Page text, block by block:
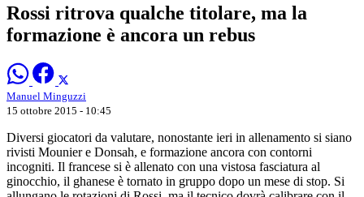
Rossi ritrova qualche titolare, ma la
formazione è ancora un rebus
Manuel Minguzzi
15 ottobre 2015 - 10:45
Diversi giocatori da valutare, nonostante ieri in allenamento si siano
rivisti Mounier e Donsah, e formazione ancora con contorni
incogniti. Il francese si è allenato con una vistosa fasciatura al
ginocchio, il ghanese è tornato in gruppo dopo un mese di stop. Si